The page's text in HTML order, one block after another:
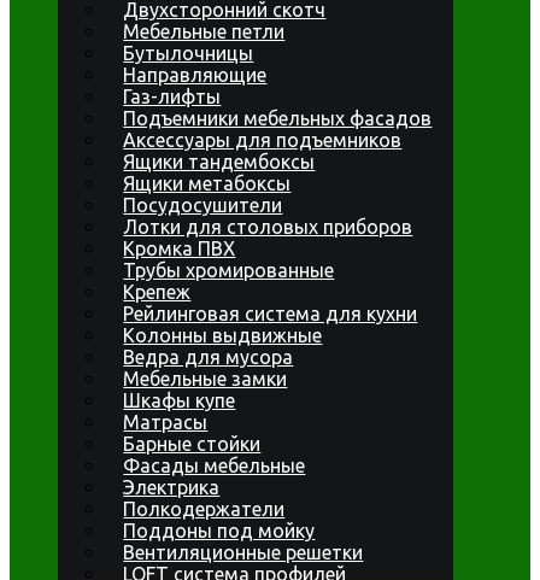
Двухсторонний скотч
Мебельные петли
Бутылочницы
Направляющие
Газ-лифты
Подъемники мебельных фасадов
Аксессуары для подъемников
Ящики тандембоксы
Ящики метабоксы
Посудосушители
Лотки для столовых приборов
Кромка ПВХ
Трубы хромированные
Крепеж
Рейлинговая система для кухни
Колонны выдвижные
Ведра для мусора
Мебельные замки
Шкафы купе
Матрасы
Барные стойки
Фасады мебельные
Электрика
Полкодержатели
Поддоны под мойку
Вентиляционные решетки
LOFT система профилей